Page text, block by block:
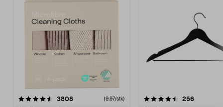
3808anmeldelser(9,97/stk)
4.5av 5 stjerner 256
4.5av 5 stjerner